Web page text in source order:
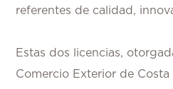
referentes de calidad,
Estas dos licencias,
Comercio Exterior de Costa